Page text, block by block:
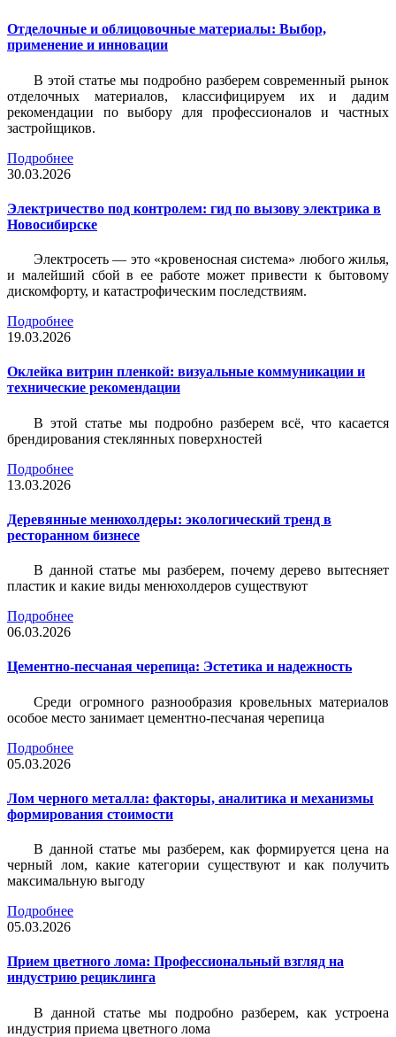
Отделочные и облицовочные материалы: Выбор,
применение и инновации
В этой статье мы подробно разберем современный рынок
отделочных материалов, классифицируем их и дадим
рекомендации по выбору для профессионалов и частных
застройщиков.
Подробнее
30.03.2026
Электричество под контролем: гид по вызову электрика в
Новосибирске
Электросеть — это «кровеносная система» любого жилья,
и малейший сбой в ее работе может привести к бытовому
дискомфорту, и катастрофическим последствиям.
Подробнее
19.03.2026
Оклейка витрин пленкой: визуальные коммуникации и
технические рекомендации
В этой статье мы подробно разберем всё, что касается
брендирования стеклянных поверхностей
Подробнее
13.03.2026
Деревянные менюхолдеры: экологический тренд в
ресторанном бизнесе
В данной статье мы разберем, почему дерево вытесняет
пластик и какие виды менюхолдеров существуют
Подробнее
06.03.2026
Цементно-песчаная черепица: Эстетика и надежность
Среди огромного разнообразия кровельных материалов
особое место занимает цементно-песчаная черепица
Подробнее
05.03.2026
Лом черного металла: факторы, аналитика и механизмы
формирования стоимости
В данной статье мы разберем, как формируется цена на
черный лом, какие категории существуют и как получить
максимальную выгоду
Подробнее
05.03.2026
Прием цветного лома: Профессиональный взгляд на
индустрию рециклинга
В данной статье мы подробно разберем, как устроена
индустрия приема цветного лома